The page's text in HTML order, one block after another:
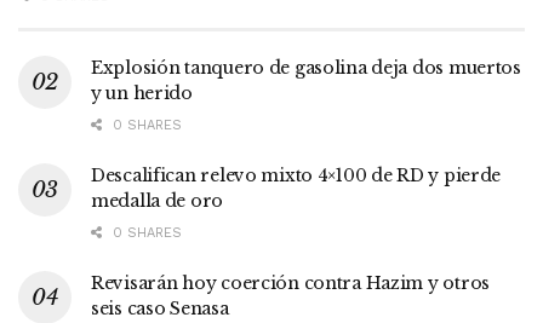
Explosión tanquero de gasolina deja dos muertos
y un herido
0 SHARES
Descalifican relevo mixto 4×100 de RD y pierde
medalla de oro
0 SHARES
Revisarán hoy coerción contra Hazim y otros
seis caso Senasa